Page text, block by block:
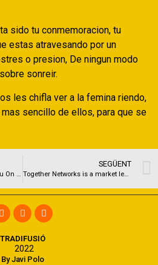
sido tu conmemoracion, tu
estas atravesando por un
o presion, De ningun modo
sonreir.
les chifla ver a la femina riendo,
sencillo de ellos, para que se
14 Anything No one Tells you On the Being in good Sorority
SEGÜENT
Together Networks is a market leader in the casual segment of the online dating industry
By Javi Polo
TRADIFUSIÓ
2022